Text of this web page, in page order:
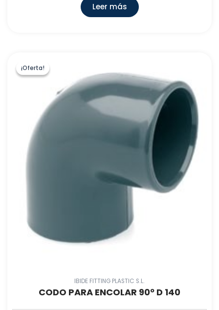
Leer más
¡Oferta!
¡Oferta!
IBIDE FITTING PLASTIC S.L.
CODO PARA ENCOLAR 90º D 140